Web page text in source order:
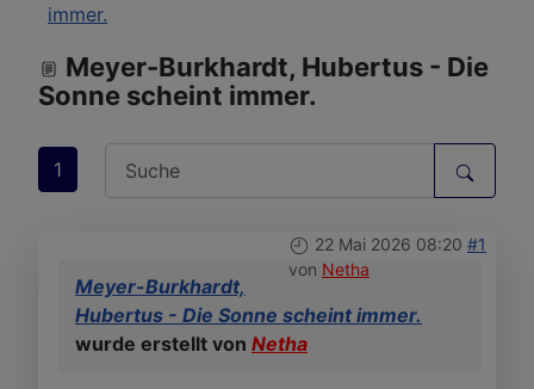
immer.
Meyer-Burkhardt, Hubertus - Die
Sonne scheint immer.
1
22 Mai 2026 08:20 #1
von Netha
Meyer-Burkhardt,
Hubertus - Die Sonne scheint immer.
wurde erstellt von Netha